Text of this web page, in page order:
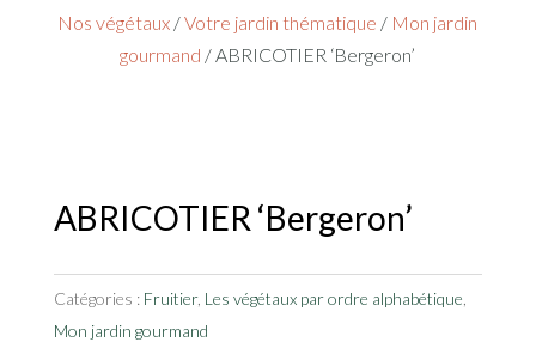
Nos végétaux /Votre jardin thématique / Mon jardin
gourmand / ABRICOTIER ‘Bergeron’
ABRICOTIER ‘Bergeron’
Catégories : Fruitier, Les végétaux par ordre alphabétique
Mon jardin gourmand